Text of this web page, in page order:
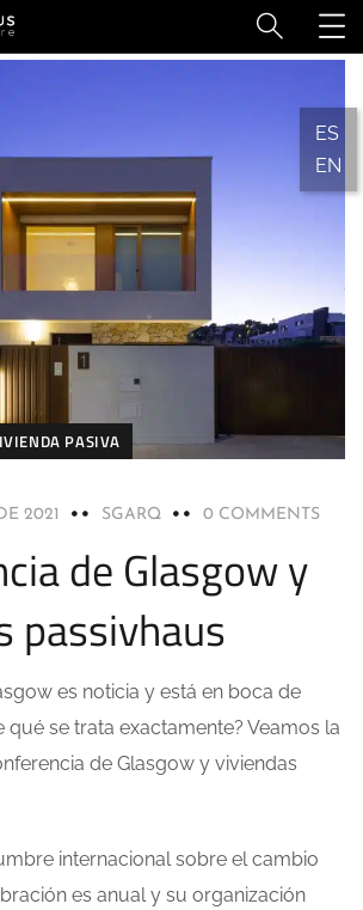
PASIVA
2021 SGARQ 0 COMMENTS
de Glasgow y
passivhaus
es noticia y está en boca de
qué se trata exactamente? Veamos la
de Glasgow y viviendas
internacional sobre el cambio
es anual y su organización
ES
EN